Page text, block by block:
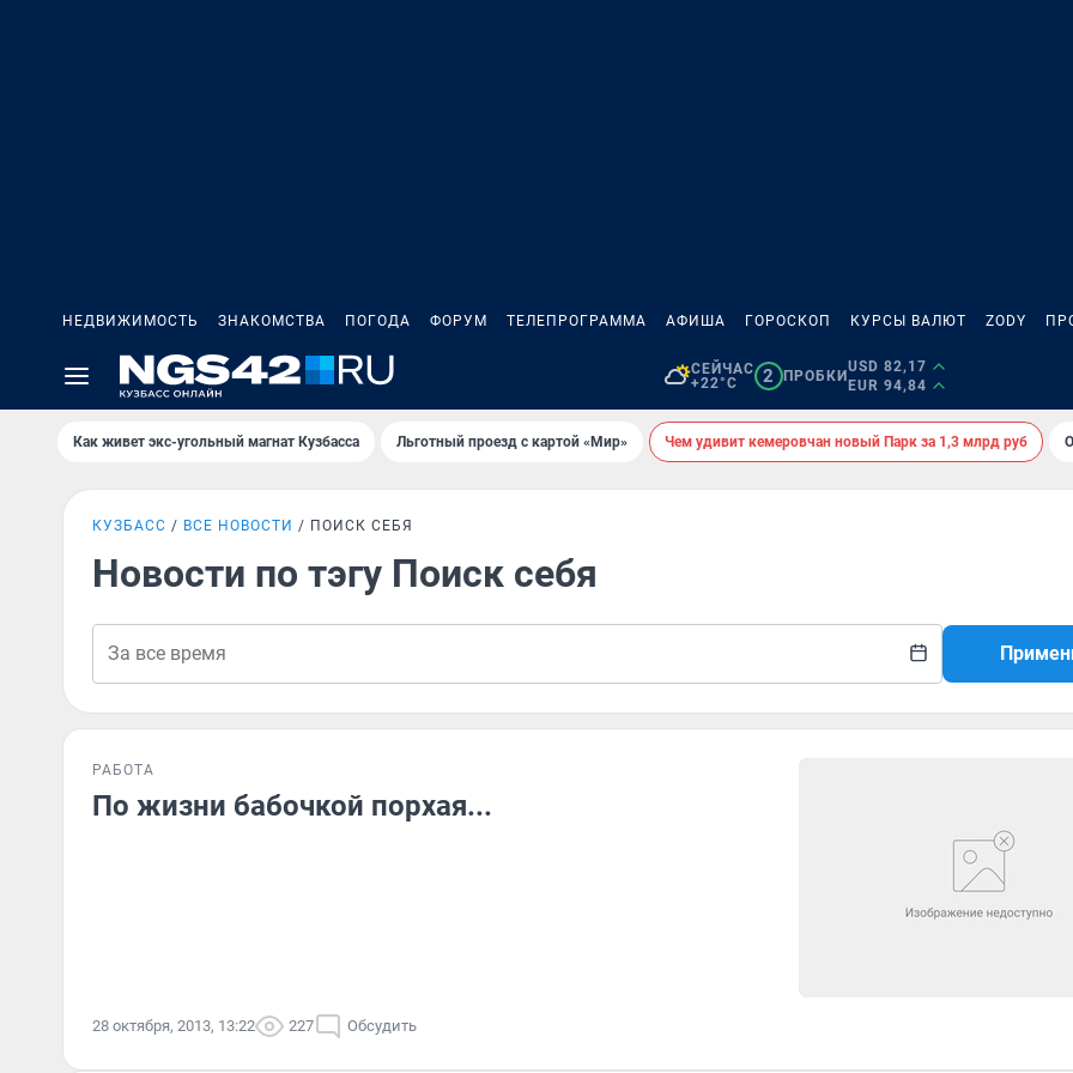
НЕДВИЖИМОСТЬ ЗНАКОМСТВА ПОГОДА ФОРУМ ТЕЛЕПРОГРАММА АФИША ГОРОСКОП КУРСЫ ВАЛЮТ ZODY
СЕЙЧАС
+22°C
2 ПРОБКИ
USD 82,17
EUR 94,84
Как живет экс-угольный магнат Кузбасса Льготный проезд с картой «Мир» Чем удивит кемеровчан новый Парк за 1,3 млрд руб
КУЗБАСС ВСЕ НОВОСТИ ПОИСК СЕБЯ
Новости по тэгу Поиск себя
РАБОТА
По жизни бабочкой порхая...
28 октября, 2013, 13:22 227 Обсудить